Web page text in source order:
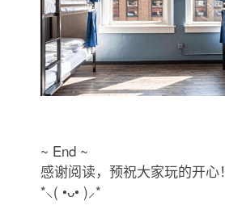
~ End ~
感谢阅读，预祝大家玩的开心！
*⸜( •ᴗ• )⸝*